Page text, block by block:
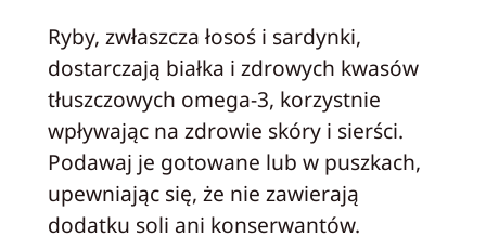
Ryby, zwłaszcza łosoś i sardynki,
dostarczają białka i zdrowych kwasów
tłuszczowych omega-3, korzystnie
wpływając na zdrowie skóry i sierści.
Podawaj je gotowane lub w puszkach,
upewniając się, że nie zawierają
dodatku soli ani konserwantów.